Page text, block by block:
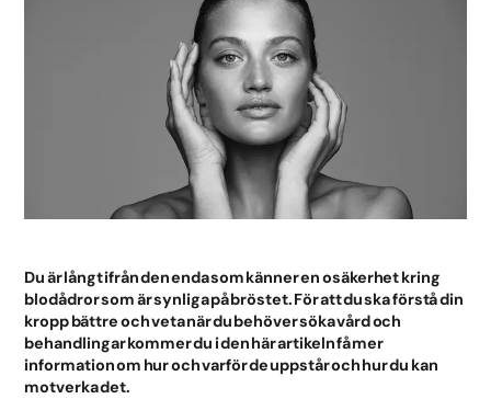
Du är långt ifrån den enda som känner en osäkerhet kring
blodådror som är synliga på bröstet. För att du ska förstå din
kropp bättre och veta när du behöver söka vård och
behandlingar kommer du i den här artikeln få mer
information om hur och varför de uppstår och hur du kan
motverka det.